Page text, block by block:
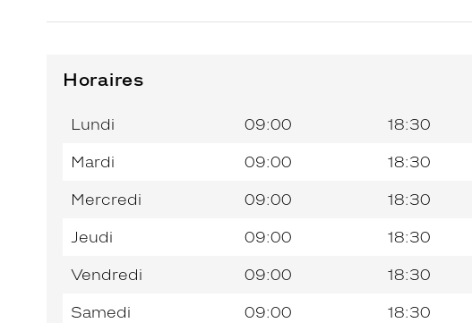
Horaires
Jour de
semaine
Horaires
l’après-
Lundi 09:00 18:30
Mardi 09:00 18:30
Mercredi 09:00 18:30
Jeudi 09:00 18:30
Vendredi 09:00 18:30
Samedi 09:00 18:30